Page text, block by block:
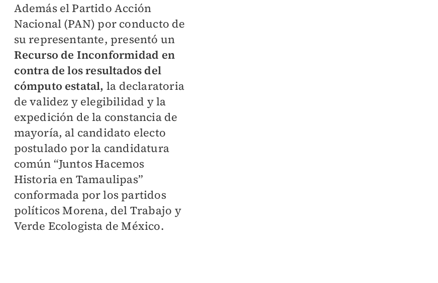
Además el Partido Acción
Nacional (PAN) por conducto de
su representante, presentó un
Recurso de Inconformidad en
contra de los resultados del
cómputo estatal, la declaratoria
de validez y elegibilidad y la
expedición de la constancia de
mayoría, al candidato electo
postulado por la candidatura
común “Juntos Hacemos
Historia en Tamaulipas”
conformada por los partidos
políticos Morena, del Trabajo y
Verde Ecologista de México.